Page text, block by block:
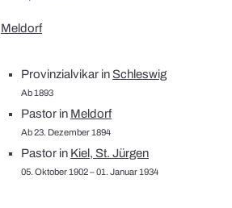
Meldorf
Provinzialvikar inSchleswig
Ab 1893
Pastor in Meldorf
Ab 23. Dezember 1894
Pastor in Kiel, St. Jürgen
05. Oktober 1902 – 01. Januar 1934